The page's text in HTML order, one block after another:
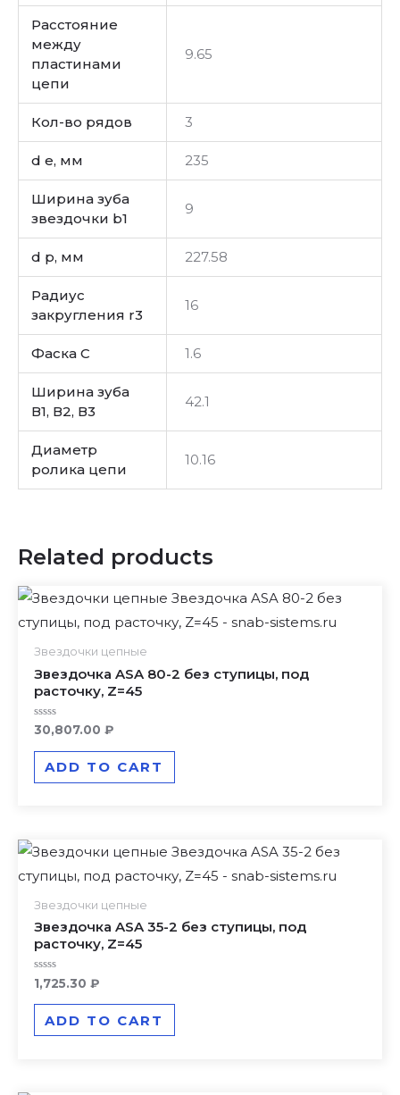
Расстояние
между
пластинами
цепи
9.65
Кол-во рядов 3
d e, мм 235
Ширина зуба
звездочки b1
9
d p, мм 227.58
Радиус
закругления r3
16
Фаска C 1.6
Ширина зуба
В1, В2, В3
42.1
Диаметр
ролика цепи
10.16
Related products
Звездочки цепные
Звездочка ASA 80-2 без ступицы, под
расточку, Z=45
Rated
out
30,807.00 ₽
ADD TO CART
Звездочки цепные
Звездочка ASA 35-2 без ступицы, под
расточку, Z=45
Rated
0
out
1,725.30 ₽
ADD TO CART